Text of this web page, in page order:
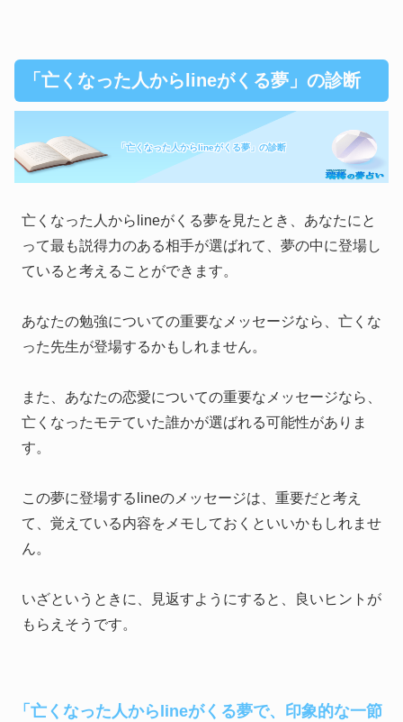
「亡くなった人からlineがくる夢」の診断
「亡くなった人からlineがくる夢」の診断
亡くなった人からlineがくる夢を見たとき、あなたにと
って最も説得力のある相手が選ばれて、夢の中に登場し
ていると考えることができます。
あなたの勉強についての重要なメッセージなら、亡くな
った先生が登場するかもしれません。
また、あなたの恋愛についての重要なメッセージなら、
亡くなったモテていた誰かが選ばれる可能性がありま
す。
この夢に登場するlineのメッセージは、重要だと考え
て、覚えている内容をメモしておくといいかもしれませ
ん。
いざというときに、見返すようにすると、良いヒントが
もらえそうです。
「亡くなった人からlineがくる夢で、印象的な一節